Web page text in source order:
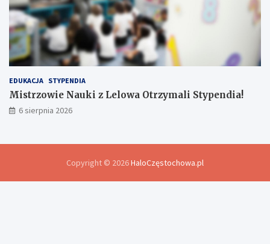
EDUKACJA STYPENDIA
Mistrzowie Nauki z Lelowa Otrzymali Stypendia!
6 sierpnia 2026
Copyright © 2026HaloCzęstochowa.pl